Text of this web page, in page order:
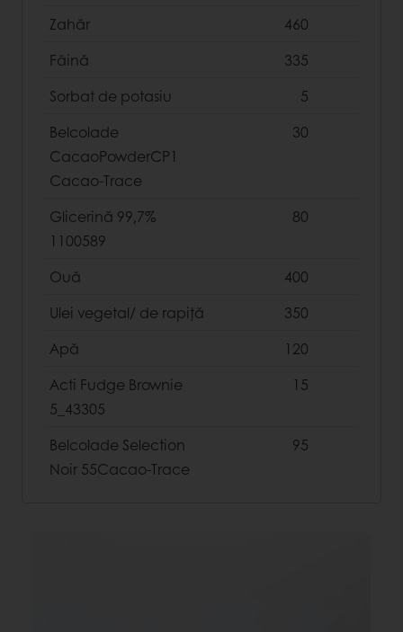
Zahăr
460
Făină
335
Sorbat de potasiu
5
Belcolade
CacaoPowderCP1
Cacao-Trace
30
Glicerină 99,7%
1100589
80
Ouă
400
Ulei vegetal/ de rapiță
350
Apă
120
Acti Fudge Brownie
5_43305
15
Belcolade Selection
Noir 55Cacao-Trace
95